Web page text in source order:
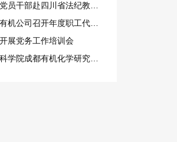
部赴四川省法纪教育基地开展警示教育活动
机公司召开年度职工代表大会
展党务工作培训会
都有机化学研究所2026年博士研究生拟录取名单公示